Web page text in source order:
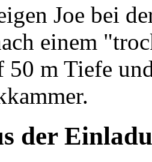
Joe bei
einem
m Tiefe
der